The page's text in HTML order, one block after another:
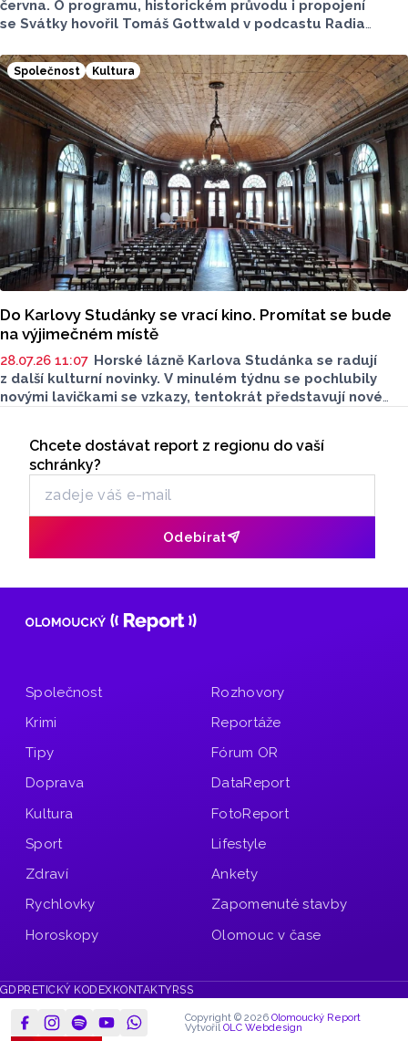
června. O programu, historickém průvodu i propojení
se Svátky hovořil Tomáš Gottwald v podcastu Radia
organizace společenských akcí statutárního města
Olomouce.
Společnost Kultura
Do Karlovy Studánky se vrací kino. Promítat se bude
na výjimečném místě
28.07.26 11:07 Horské lázně Karlova Studánka se radují
z další kulturní novinky. V minulém týdnu se pochlubily
novými lavičkami se vzkazy, tentokrát představují nové
Odběr newsletteru
Chcete dostávat report z regionu do vaší
schránky?
Odebírat
Společnost
Krimi
Tipy
Doprava
Kultura
Sport
Zdraví
Rychlovky
Horoskopy
Rozhovory
Reportáže
Fórum OR
DataReport
FotoReport
Lifestyle
Ankety
Zapomenuté stavby
Olomouc v čase
GDPR ETICKÝ KODEXKONTAKTYRSS
Copyright © 2026 Olomoucký Report
VytvořilOLC Webdesign